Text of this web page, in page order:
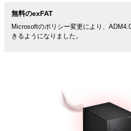
無料のexFAT
Microsoftのポリシー変更により、
きるようになりました。